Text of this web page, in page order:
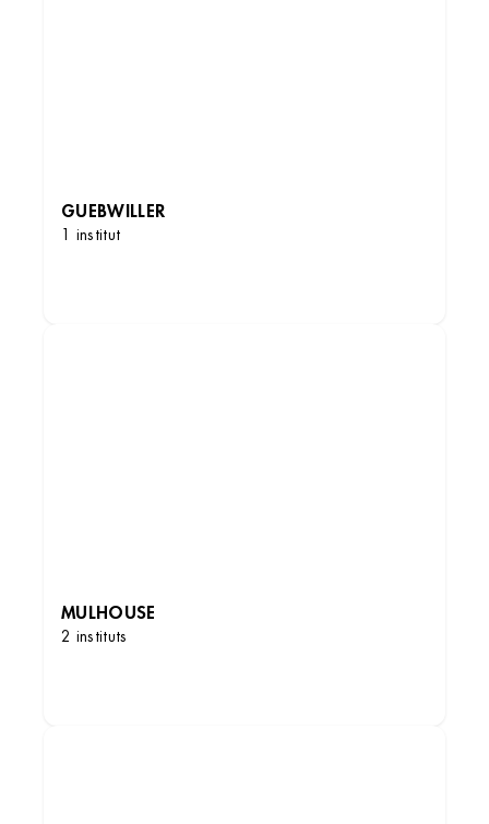
GUEBWILLER
1 institut
MULHOUSE
2 instituts